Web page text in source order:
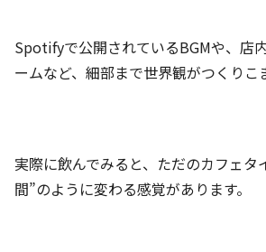
Spotifyで公開されているBGMや、店
ームなど、細部まで世界観がつくりこ
実際に飲んでみると、ただのカフェタ
間”のように変わる感覚があります。